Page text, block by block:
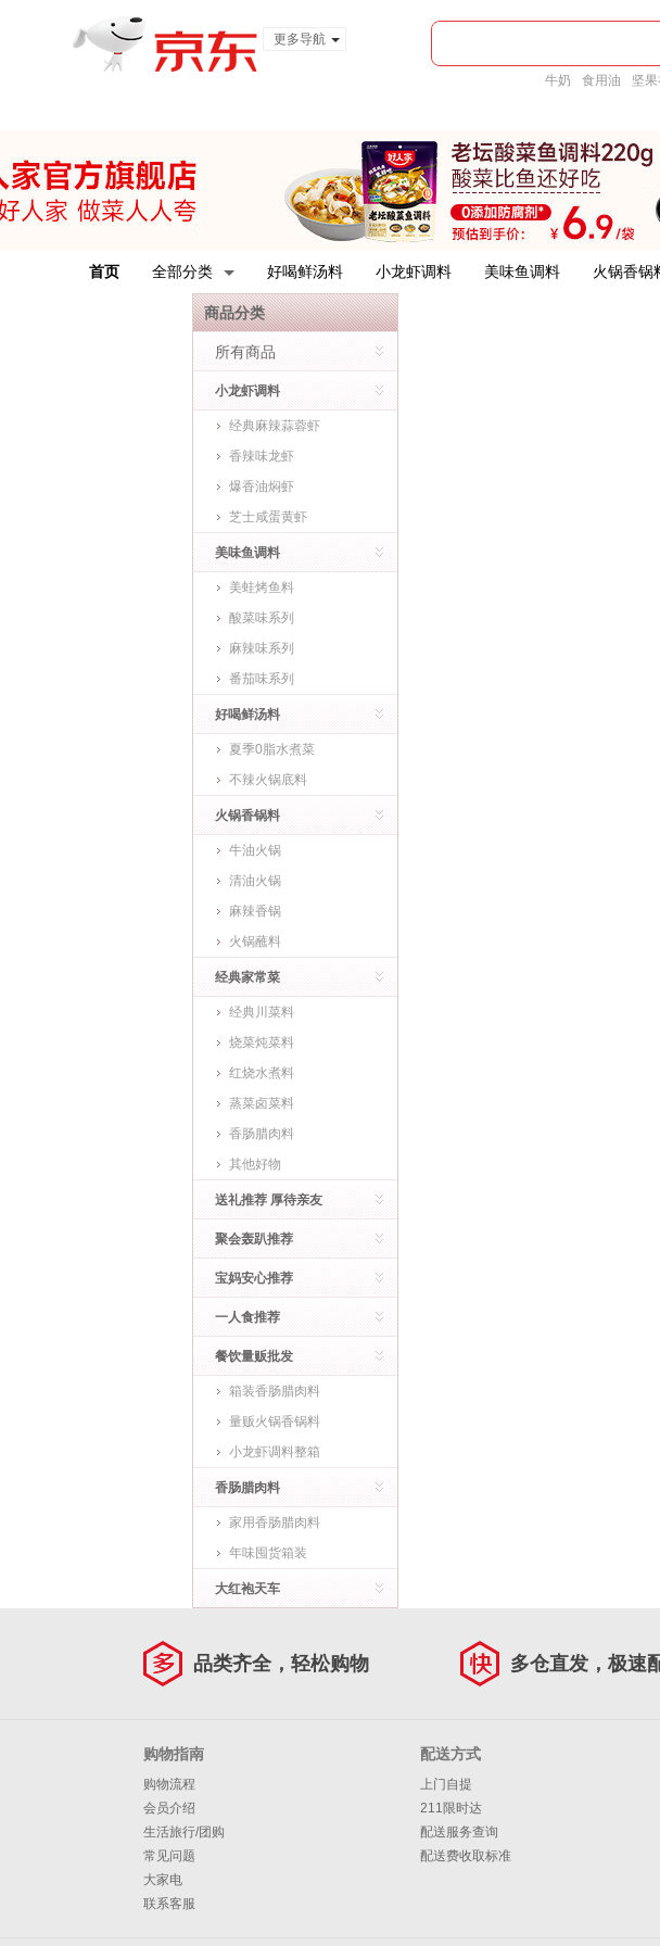
更多导航
牛奶 食用油 坚
首页 全部分类 好喝鲜汤料 小龙虾调料 美味鱼调料 火锅香锅
商品分类
所有商品
小龙虾调料
经典麻辣蒜蓉虾
香辣味龙虾
爆香油焖虾
芝士咸蛋黄虾
美味鱼调料
美蛙烤鱼料
酸菜味系列
麻辣味系列
番茄味系列
好喝鲜汤料
夏季0脂水煮菜
不辣火锅底料
火锅香锅料
牛油火锅
清油火锅
麻辣香锅
火锅蘸料
经典家常菜
经典川菜料
烧菜炖菜料
红烧水煮料
蒸菜卤菜料
香肠腊肉料
其他好物
送礼推荐 厚待亲友
聚会轰趴推荐
宝妈安心推荐
一人食推荐
餐饮量贩批发
箱装香肠腊肉料
量贩火锅香锅料
小龙虾调料整箱
香肠腊肉料
家用香肠腊肉料
年味囤货箱装
大红袍天车
品类齐全，轻松购物 多仓直发，极速
购物指南
购物流程
会员介绍
生活旅行/团购
常见问题
大家电
联系客服
配送方式
上门自提
211限时达
配送服务查询
配送费收取标准